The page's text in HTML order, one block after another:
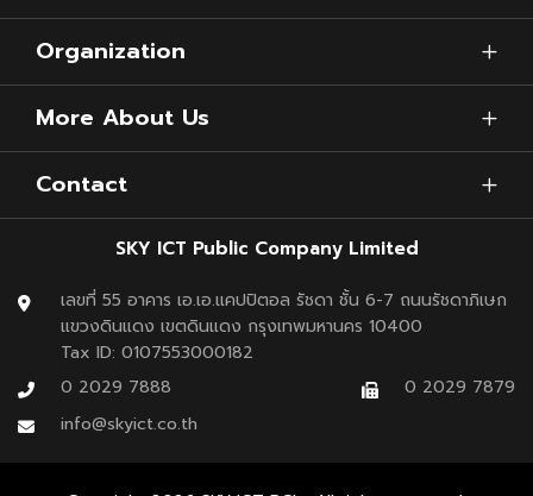
Organization
More About Us
Contact
SKY ICT Public Company Limited
เลขที่ 55 อาคาร เอ.เอ.แคปปิตอล รัชดา ชั้น 6-7 ถนนรัชดาภิเษก
แขวงดินแดง เขตดินแดง กรุงเทพมหานคร 10400
Tax ID: 0107553000182
0 2029 7888
0 2029 7879
info@skyict.co.th